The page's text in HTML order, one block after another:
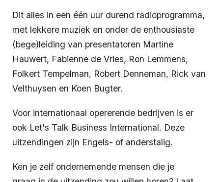
Dit alles in een één uur durend radioprogramma,
met lekkere muziek en onder de enthousiaste
(bege)leiding van presentatoren Martine
Hauwert, Fabienne de Vries, Ron Lemmens,
Folkert Tempelman, Robert Denneman, Rick van
Velthuysen en Koen Bugter.
Voor internationaal opererende bedrijven is er
ook Let's Talk Business International. Deze
uitzendingen zijn Engels- of anderstalig.
Ken je zelf ondernemende mensen die je